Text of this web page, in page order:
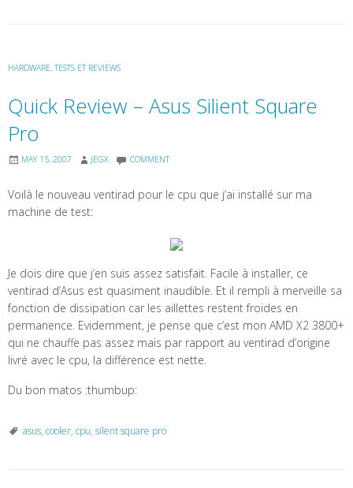
HARDWARE, TESTS ET REVIEWS
Quick Review – Asus Silient Square
Pro
MAY 15, 2007 JEGX COMMENT
Voilà le nouveau ventirad pour le cpu que j’ai installé sur ma
machine de test:
Je dois dire que j’en suis assez satisfait. Facile à installer, ce
ventirad d’Asus est quasiment inaudible. Et il rempli à merveille sa
fonction de dissipation car les aillettes restent froides en
permanence. Evidemment, je pense que c’est mon AMD X2 3800+
qui ne chauffe pas assez mais par rapport au ventirad d’origine
livré avec le cpu, la différence est nette.
Du bon matos :thumbup:
asus, cooler, cpu, silent square pro